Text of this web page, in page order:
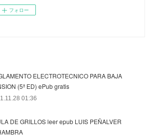
フォロー
ELECTROTECNICO PARA BAJA
(5ª ED) ePub gratis
01:36
DE GRILLOS leer epub LUIS PEÑALVER